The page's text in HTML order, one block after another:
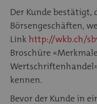
Der Kunde bestätigt,
Börsengeschäften,
Link http://wkb.ch/
Broschüre
kennen.
Bevor der Kunde in